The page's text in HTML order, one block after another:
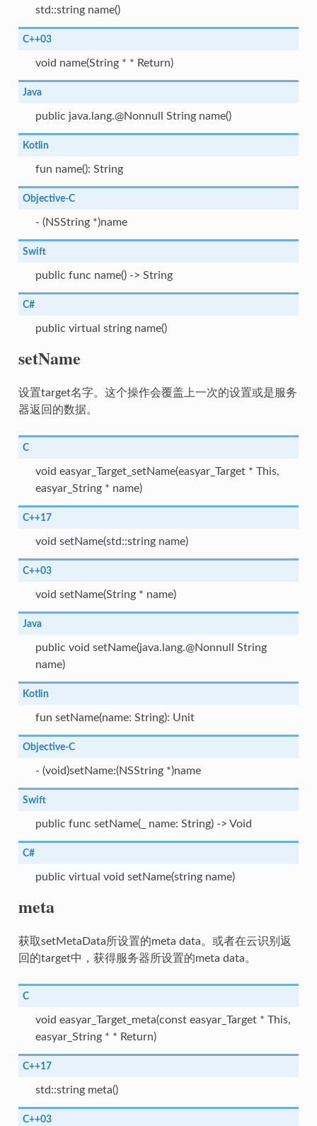
std::string name()
C++03
void name(String * * Return)
Java
public java.lang.@Nonnull String name()
Kotlin
fun name(): String
Objective-C
- (NSString *)name
Swift
public func name() -> String
C#
public virtual string name()
setName
设置target名字。这个操作会覆盖上一次的设置或是服务
器返回的数据。
C
void easyar_Target_setName(easyar_Target * This,
easyar_String * name)
C++17
void setName(std::string name)
C++03
void setName(String * name)
Java
public void setName(java.lang.@Nonnull String
name)
Kotlin
fun setName(name: String): Unit
Objective-C
- (void)setName:(NSString *)name
Swift
public func setName(_ name: String) -> Void
C#
public virtual void setName(string name)
meta
获取setMetaData所设置的meta data。或者在云识别返
回的target中，获得服务器所设置的meta data。
C
void easyar_Target_meta(const easyar_Target * This,
easyar_String * * Return)
C++17
std::string meta()
C++03